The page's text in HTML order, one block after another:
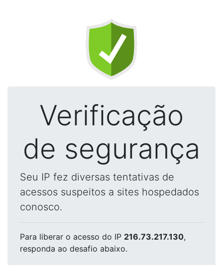
Verificação
de segurança
Seu IP fez diversas tentativas de
acessos suspeitos a sites hospedados
conosco.
Para liberar o acesso do IP 216.73.217.130,
responda ao desafio abaixo.